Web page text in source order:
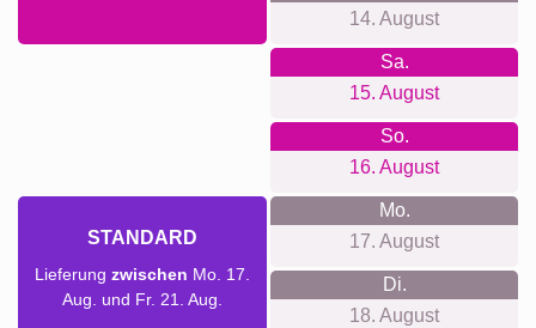
14. August
Sa.
15. August
So.
16. August
STANDARD
Lieferung zwischen Mo. 17.
Aug. und Fr. 21. Aug.
Mo.
17. August
Di.
18. August